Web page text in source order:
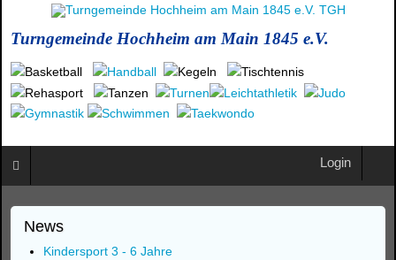
Turngemeinde Hochheim am Main 1845 e.V.
Login
News
Kindersport 3 - 6 Jahre